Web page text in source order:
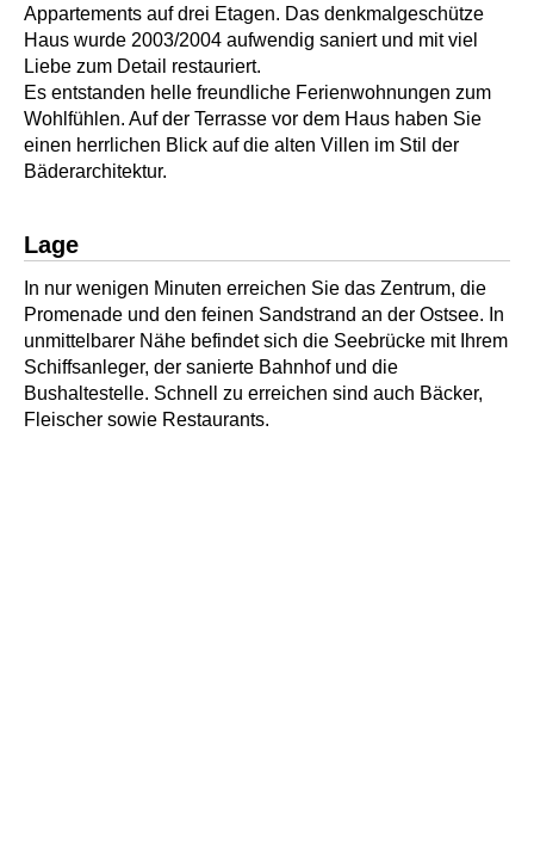
Appartements auf drei Etagen. Das denkmalgeschütze
Haus wurde 2003/2004 aufwendig saniert und mit viel
Liebe zum Detail restauriert.
Es entstanden helle freundliche Ferienwohnungen zum
Wohlfühlen. Auf der Terrasse vor dem Haus haben Sie
einen herrlichen Blick auf die alten Villen im Stil der
Bäderarchitektur.
Lage
In nur wenigen Minuten erreichen Sie das Zentrum, die
Promenade und den feinen Sandstrand an der Ostsee. In
unmittelbarer Nähe befindet sich die Seebrücke mit Ihrem
Schiffsanleger, der sanierte Bahnhof und die
Bushaltestelle. Schnell zu erreichen sind auch Bäcker,
Fleischer sowie Restaurants.